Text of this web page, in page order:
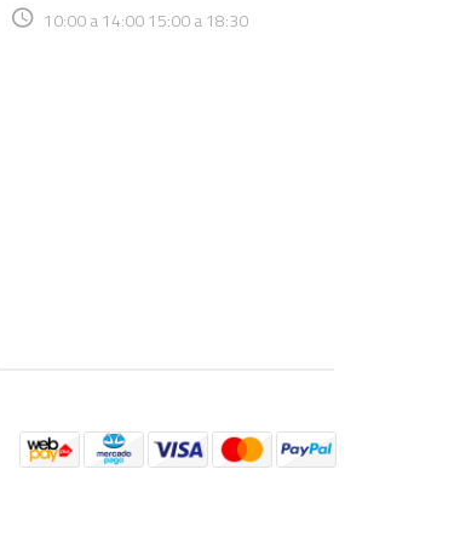
10:00 a 14:00 15:00 a 18:30